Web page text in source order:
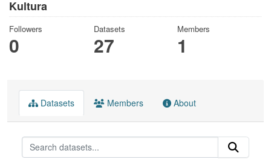
Kultura
Followers
0
Datasets
27
Members
1
Datasets Members About